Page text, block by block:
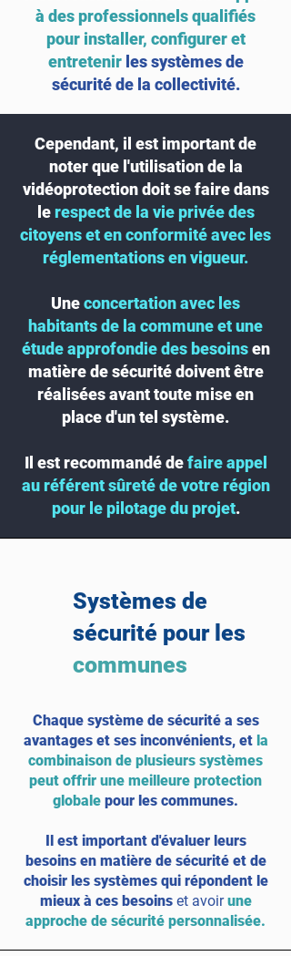
à des professionnels qualifiés
pour installer, configurer et
entretenirles systèmes de
sécurité de la collectivité.
Cependant, il est important de
noter que l'utilisation de la
vidéoprotection doit se faire dans
lerespect de la vie privée des
citoyens et en conformité avec les
réglementations en vigueur.
Uneconcertation avec les
habitants de la commune et une
étude approfondie des besoinsen
matière de sécurité doivent être
réalisées avant toute mise en
place d'un tel système.
Il est recommandé defaire appel
au référent sûreté de votre région
pour le pilotage du projet.
Systèmes de
sécurité pour les
communes
Chaque système de sécurité a ses
avantages et ses inconvénients, et la
combinaison de plusieurs systèmes
peut offrir une meilleure protection
globale pour les communes.
Il est important d'évaluer leurs
besoins en matière de sécurité et de
choisir les systèmes qui répondent le
mieux à ces besoins et avoir une
approche de sécurité personnalisée.